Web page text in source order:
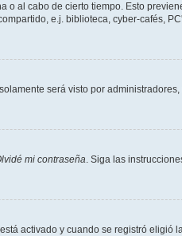
al cabo de cierto tiempo. Esto
e.j. biblioteca, cyber-cafés,
será visto por
mi contraseña. Siga las
activado y cuando se registró eligió